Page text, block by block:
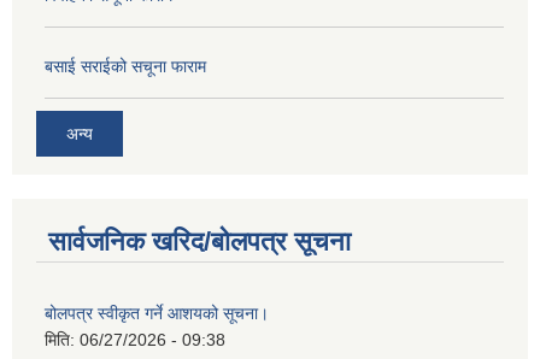
बसाई सराईको सचूना फाराम
अन्य
सार्वजनिक खरिद/बोलपत्र सूचना
बोलपत्र स्वीकृत गर्ने आशयको सूचना।
मिति: 06/27/2026 - 09:38